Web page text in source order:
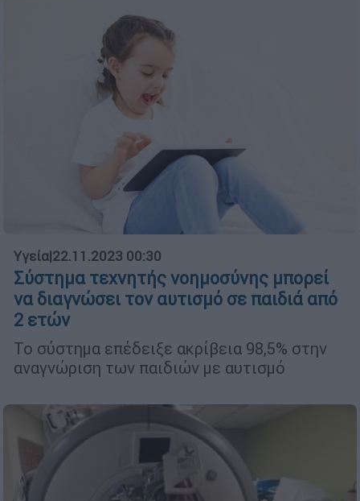
Υγεία|22.11.2023 00:30
Σύστημα τεχνητής νοημοσύνης μπορεί
να διαγνώσει τον αυτισμό σε παιδιά από
2 ετών
Το σύστημα επέδειξε ακρίβεια 98,5% στην
αναγνώριση των παιδιών με αυτισμό